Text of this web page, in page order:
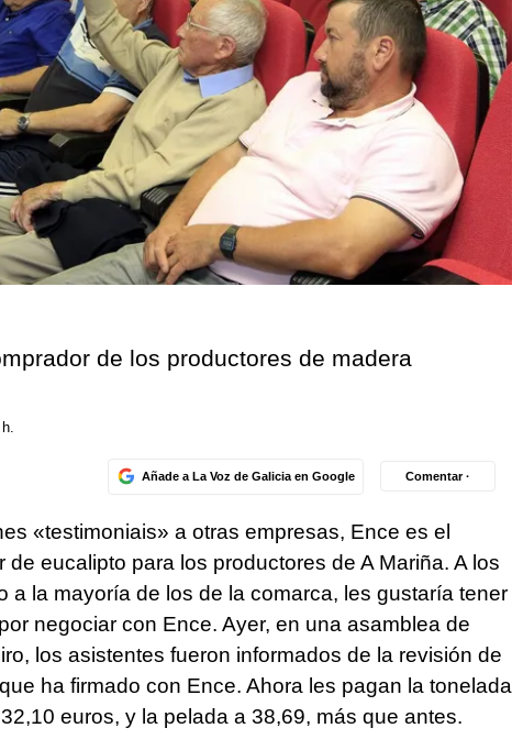
de los productores de madera
Añade a La Voz de Galicia en Google Comentar ·
«testimoniais» a otras empresas, Ence es el
de eucalipto para los productores de A Mariña. A los
a la mayoría de los de la comarca, les gustaría tener
negociar con Ence. Ayer, en una asamblea de
los asistentes fueron informados de la revisión de
ha firmado con Ence. Ahora les pagan la tonelada
euros, y la pelada a 38,69, más que antes.